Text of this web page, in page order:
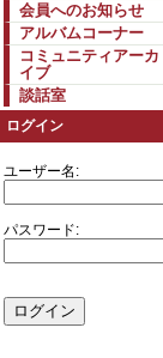
会員へのお知らせ
アルバムコーナー
コミュニティアーカ
イブ
談話室
ログイン
ユーザー名:
パスワード: